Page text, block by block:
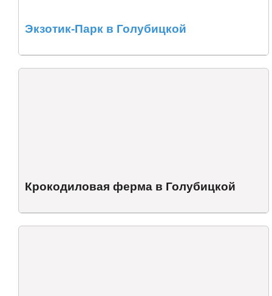
Экзотик-Парк в Голубицкой
Крокодиловая ферма в Голубицкой